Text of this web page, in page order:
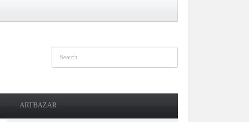
ARTBAZAR